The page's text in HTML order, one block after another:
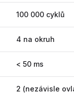
100 000 cyklů
4 na okruh
< 50 ms
2 (nezávisle